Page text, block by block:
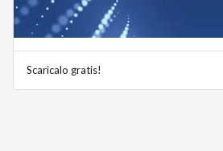
Scaricalo gratis!